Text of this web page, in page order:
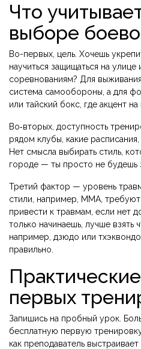
Что
выборе
Во-первых, цель. Хочешь
научиться защищаться на улице
соревнованиям? Для
система самообороны, а для
или тайский бокс, где акцент
Во‑вторых, доступность
рядом клубы, какие
Нет смысла выбирать стиль,
городе — ты просто не будешь
Третий фактор — уровень
стили, например, ММА, требуют
привести к травмам, если нет
только начинаешь, лучше взять
например, дзюдо или
правильно.
первых
Запишись на пробный урок.
бесплатную первую
как преподаватель выстраивает